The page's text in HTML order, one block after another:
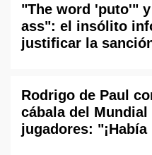
"The word 'puto'"
ass": el insólito
justificar la
Rodrigo de Paul
cábala del
jugadores: